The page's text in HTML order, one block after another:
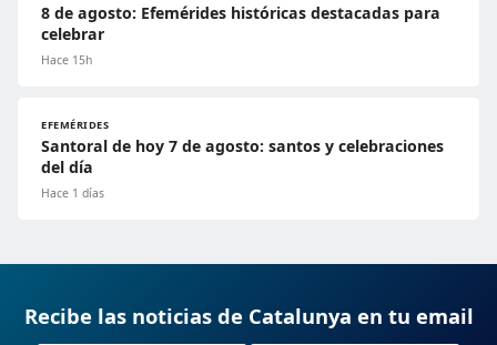
8 de agosto: Efemérides históricas destacadas para
celebrar
Hace 15h
EFEMÉRIDES
Santoral de hoy 7 de agosto: santos y celebraciones
del día
Hace 1 días
Recibe las noticias de Catalunya en tu email